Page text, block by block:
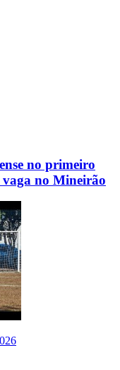
no primeiro
vaga no Mineirão